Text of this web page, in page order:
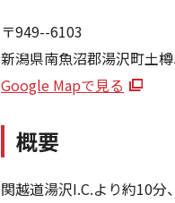
〒949--6103
新潟県南魚沼郡湯沢町土
Google Mapで見る
概要
関越道湯沢I.C.より約10分